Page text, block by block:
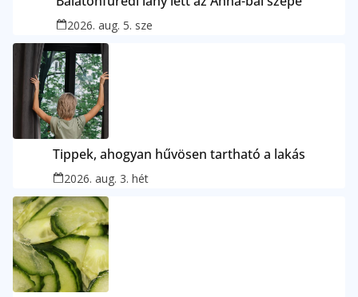
2026. aug. 5. sze
Tippek, ahogyan hűvösen tartható a lakás
2026. aug. 3. hét